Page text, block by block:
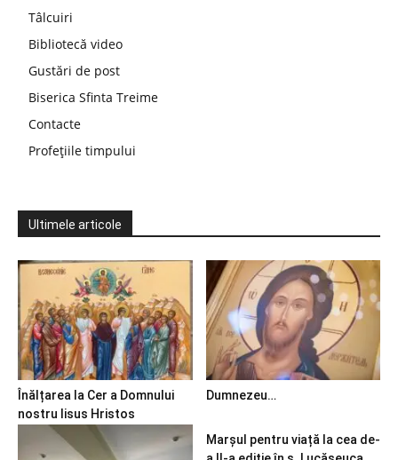
Tâlcuiri
Bibliotecă video
Gustări de post
Biserica Sfinta Treime
Contacte
Profețiile timpului
Ultimele articole
Înălțarea la Cer a Domnului
nostru Iisus Hristos
Dumnezeu…
Marșul pentru viață la cea de-